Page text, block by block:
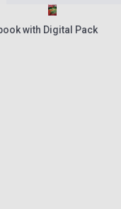
with Digital Pack